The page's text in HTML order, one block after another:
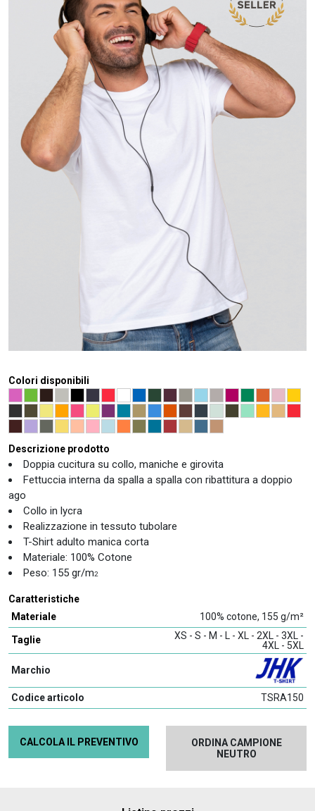
Descrizione prodotto
Doppia cucitura su collo, maniche e girovita
Fettuccia interna da spalla a spalla con ribattitura a doppio
ago
Collo in lycra
Realizzazione in tessuto tubolare
T-Shirt adulto manica corta
Materiale: 100% Cotone
Peso: 155 gr/m2
Caratteristiche
Materiale
100% cotone, 155 g/m²
Taglie
XS - S - M - L - XL - 2XL - 3XL -
4XL - 5XL
Marchio
Codice articolo TSRA150
Colori disponibili
CALCOLA IL PREVENTIVO
ORDINA CAMPIONE
NEUTRO